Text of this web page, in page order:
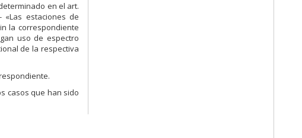
en el art.
«Las estaciones de
la correspondiente
uso de espectro
de la respectiva
casos que han sido